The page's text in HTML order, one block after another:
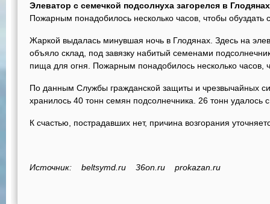
Элеватор с семечкой подсолнуха загорелся в Глодянах
Пожарным понадобилось несколько часов, чтобы обуздать
Жаркой выдалась минувшая ночь в Глодянах. Здесь на
объяло склад, под завязку набитый семенами
пища для огня. Пожарным понадобилось несколько часов,
По данным Службы гражданской защиты и чрезвычайных
хранилось 40 тонн семян подсолнечника. 26 тонн удалось
К счастью, пострадавших нет, причина возгорания
Источник: beltsymd.ru 36on.ru prokazan.ru